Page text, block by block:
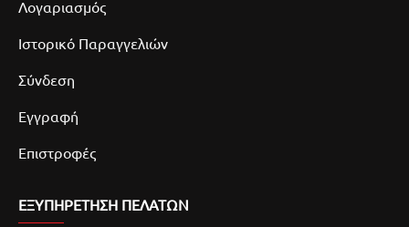
Λογαριασμός
Ιστορικό Παραγγελιών
Σύνδεση
Εγγραφή
Επιστροφές
ΕΞΥΠΗΡΕΤΗΣΗ ΠΕΛΑΤΩΝ